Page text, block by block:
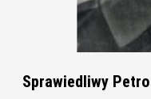
Sprawiedliwy